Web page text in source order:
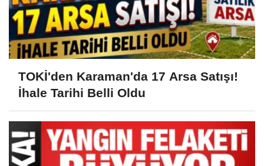
TOKİ'den Karaman'da 17 Arsa Satışı!
İhale Tarihi Belli Oldu